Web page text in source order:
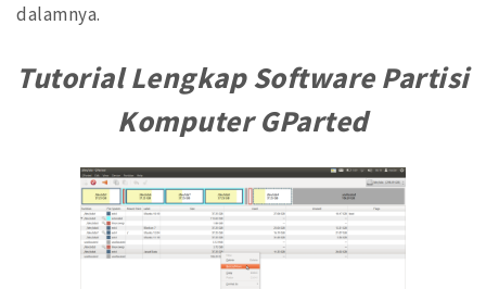
dalamnya.
Tutorial Lengkap Software Partisi
Komputer GParted